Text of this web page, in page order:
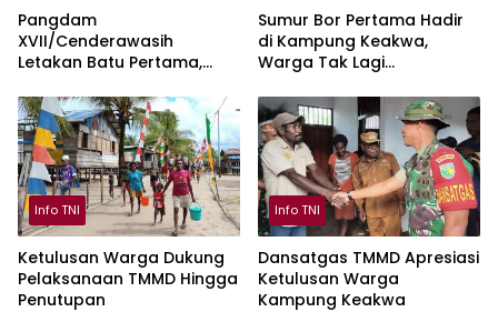
Pangdam
XVII/Cenderawasih
Letakan Batu Pertama,
Garuda Merah Putih di
Mimika
Sumur Bor Pertama Hadir
di Kampung Keakwa,
Warga Tak Lagi
Info TNI
Ketulusan Warga Dukung
Pelaksanaan TMMD Hingga
Penutupan
Info TNI
Dansatgas TMMD Apresiasi
Ketulusan Warga
Kampung Keakwa